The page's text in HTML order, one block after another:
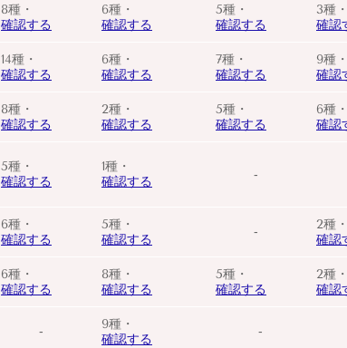
8種・
確認する
6種・
確認する
5種・
確認する
3種・
確認
14種・
確認する
6種・
確認する
7種・
確認する
9種・
確認
8種・
確認する
2種・
確認する
5種・
確認する
6種・
確認
5種・
確認する
1種・
確認する
‐
6種・
確認する
5種・
確認する
‐
2種・
確認
6種・
確認する
8種・
確認する
5種・
確認する
2種・
確認
‐
9種・
確認する
‐